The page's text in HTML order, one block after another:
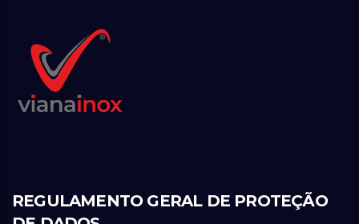
REGULAMENTO GERAL DE PROTEÇÃO